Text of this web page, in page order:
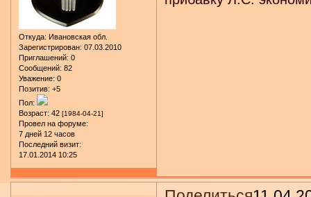
Откуда: Ивановская обл.
Зарегистрирован: 07.03.2010
Приглашений: 0
Сообщений: 82
Уважение: 0
Позитив: +5
Пол:
Возраст: 42 [1984-04-21]
Провел на форуме:
7 дней 12 часов
Последний визит:
17.01.2014 10:25